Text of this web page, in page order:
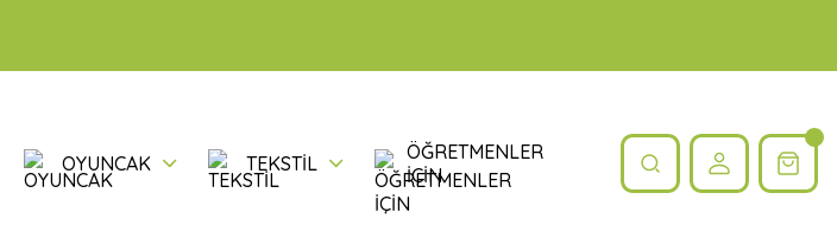
OYUNCAK TEKSTİL
ÖĞRETMENLER
İÇİN